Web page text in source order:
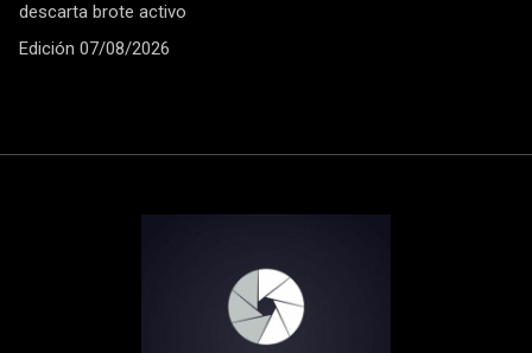
descarta brote activo
Edición 07/08/2026